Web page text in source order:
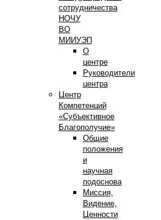
сотрудничества
НОЧУ
ВО
МИИУЭП
О
центре
Руководители
центра
Центр
Компетенций
«Субъективное
Благополучие»
Общие
положения
и
научная
подоснова
Миссия,
Видение,
Ценности